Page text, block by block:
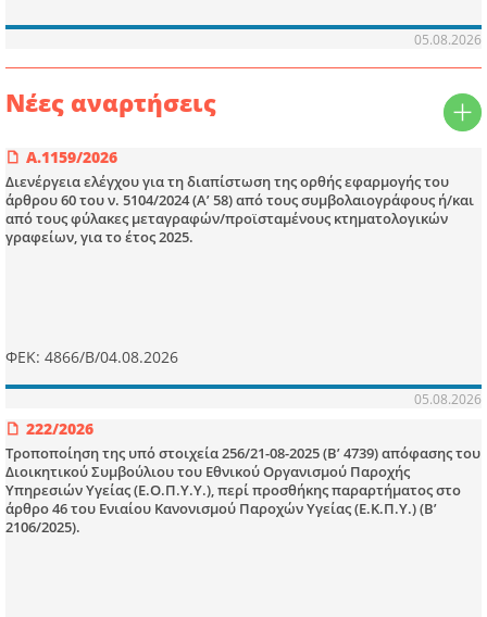
05.08.2026
Νέες αναρτήσεις
Α.1159/2026
Διενέργεια ελέγχου για τη διαπίστωση της ορθής εφαρμογής του
άρθρου 60 του ν. 5104/2024 (Α’ 58) από τους συμβολαιογράφους ή/και
από τους φύλακες μεταγραφών/προϊσταμένους κτηματολογικών
γραφείων, για το έτος 2025.
ΦΕΚ: 4866/Β/04.08.2026
05.08.2026
222/2026
Τροποποίηση της υπό στοιχεία 256/21-08-2025 (Β’ 4739) απόφασης του
Διοικητικού Συμβούλιου του Εθνικού Οργανισμού Παροχής
Υπηρεσιών Υγείας (Ε.Ο.Π.Υ.Υ.), περί προσθήκης παραρτήματος στο
άρθρο 46 του Ενιαίου Κανονισμού Παροχών Υγείας (Ε.Κ.Π.Υ.) (Β’
2106/2025).